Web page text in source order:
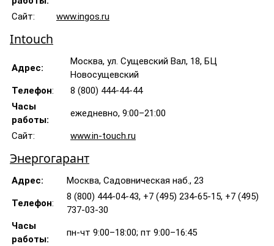
Сайт:
www.ingos.ru
Intouch
Адрес:
Москва, ул. Сущевский Вал, 18, БЦ
Новосущевский
Телефон:
8 (800) 444-44-44
Часы
работы:
ежедневно, 9:00–21:00
Сайт: www.in-touch.ru
Энергогарант
Адрес: Москва, Садовническая наб., 23
Телефон:
8 (800) 444-04-43, +7 (495) 234-65-15, +7 (495)
737-03-30
Часы
работы:
пн-чт 9:00–18:00; пт 9:00–16:45